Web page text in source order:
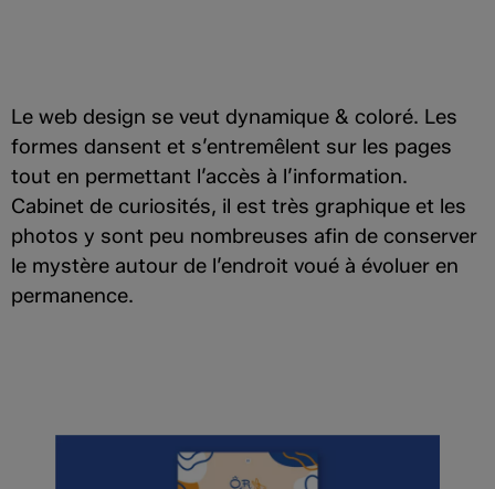
Le web design se veut dynamique & coloré. Les
formes dansent et s’entremêlent sur les pages
tout en permettant l’accès à l’information.
Cabinet de curiosités, il est très graphique et les
photos y sont peu nombreuses afin de conserver
le mystère autour de l’endroit voué à évoluer en
permanence.